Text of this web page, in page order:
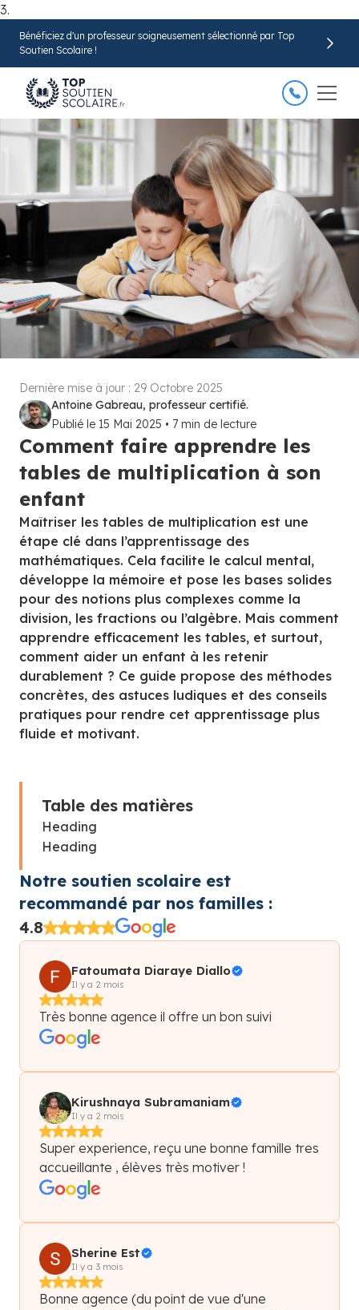
3.
Trouver mon professeur
Bénéficiez d'un professeur soigneusement sélectionné par Top
Soutien Scolaire !
Dernière mise à jour : 29 Octobre 2025
Antoine Gabreau, professeur certifié.
Publié le 15 Mai 2025 • 7 min de lecture
Comment faire apprendre les
tables de multiplication à son
enfant
Maîtriser les tables de multiplication est une
étape clé dans l’apprentissage des
mathématiques. Cela facilite le calcul mental,
développe la mémoire et pose les bases solides
pour des notions plus complexes comme la
division, les fractions ou l’algèbre. Mais comment
apprendre efficacement les tables, et surtout,
comment aider un enfant à les retenir
durablement ? Ce guide propose des méthodes
concrètes, des astuces ludiques et des conseils
pratiques pour rendre cet apprentissage plus
fluide et motivant.
Table des matières
Heading
Heading
Notre soutien scolaire est
recommandé par nos familles :
4.8
Fatoumata Diaraye Diallo
Il y a 2 mois
Très bonne agence il offre un bon suivi
Kirushnaya Subramaniam
Il y a 2 mois
Super experience, reçu une bonne famille tres
accueillante , élèves très motiver !
Sherine Est
Il y a 3 mois
Bonne agence (du point de vue d'une